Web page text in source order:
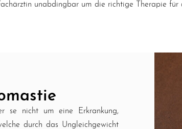
unabdingbar um die richtige Therapie für
se nicht um eine Erkrankung,
durch das Ungleichgewicht